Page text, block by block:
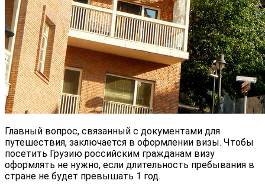
Главный вопрос, связанный с документами для
путешествия, заключается в оформлении визы. Чтобы
посетить Грузию российским гражданам визу
оформлять не нужно, если длительность пребывания в
стране не будет превышать 1 год.